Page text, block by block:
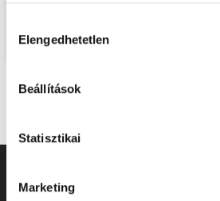
kiválasztása
Elengedhetetlen
Beállítások
Statisztikai
Marketing